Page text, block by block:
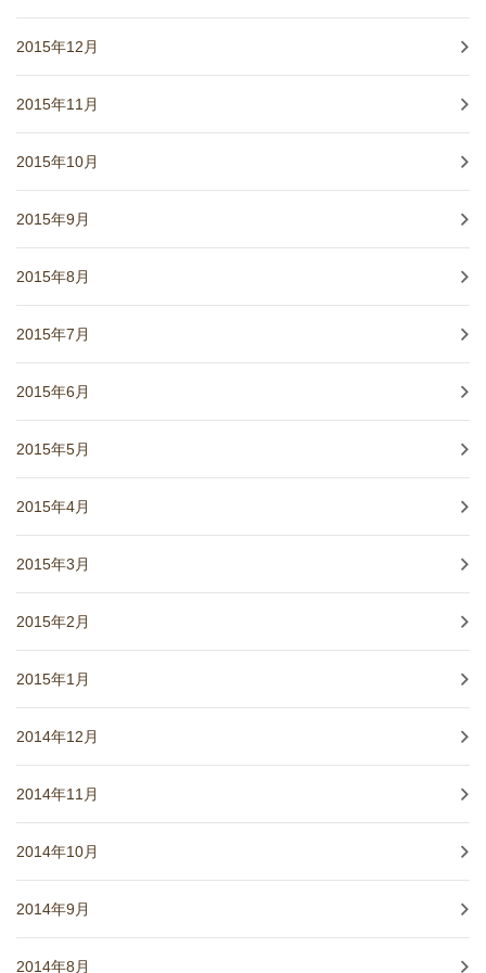
2015年12月
2015年11月
2015年10月
2015年9月
2015年8月
2015年7月
2015年6月
2015年5月
2015年4月
2015年3月
2015年2月
2015年1月
2014年12月
2014年11月
2014年10月
2014年9月
2014年8月